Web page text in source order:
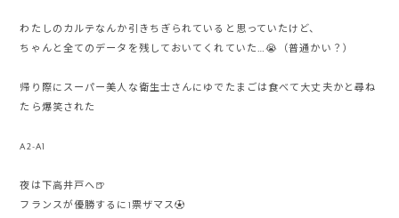
わたしのカルテなんか引きちぎられていると思っていたけど、
ちゃんと全てのデータを残しておいてくれていた…😭（普通かい？）
帰り際にスーパー美人な衛生士さんにゆでたまごは食べて大丈夫かと尋ね
たら爆笑された
A2-A1
夜は下高井戸へ🍺
フランスが優勝するに1票ザマス⚽️